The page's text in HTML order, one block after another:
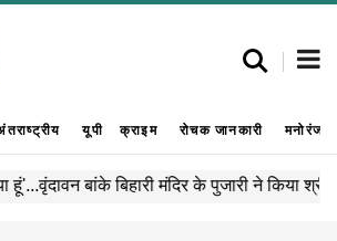
यूपी क्राइम रोचक जानकारी मनोरंजन